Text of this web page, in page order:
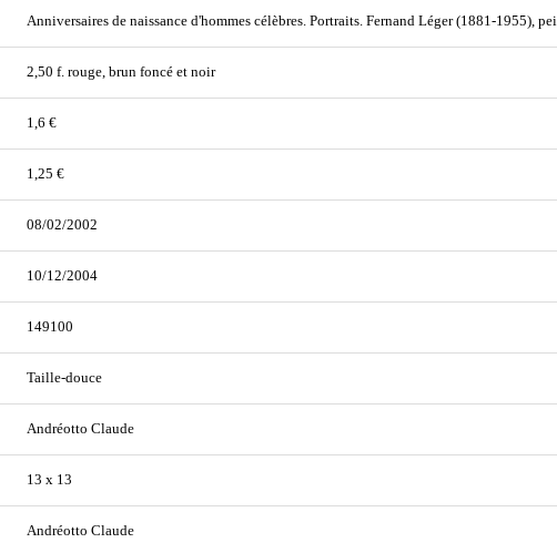
Anniversaires de naissance d'hommes célèbres. Portraits. Fernand Léger (1881-1955),
2,50 f. rouge, brun foncé et noir
1,6 €
1,25 €
08/02/2002
10/12/2004
149100
Taille-douce
Andréotto Claude
13 x 13
Andréotto Claude